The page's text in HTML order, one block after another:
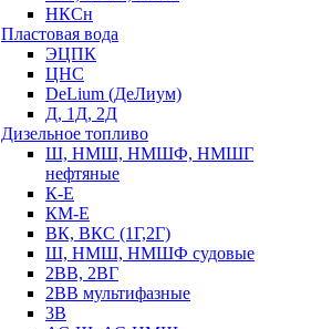
НКСн
Пластовая вода
ЭЦПК
ЦНС
DeLium (ДеЛиум)
Д, 1Д, 2Д
Дизельное топливо
Ш, НМШ, НМШФ, НМШГ
нефтяные
К-Е
КМ-Е
ВК, ВКС (1Г,2Г)
Ш, НМШ, НМШФ судовые
2ВВ, 2ВГ
2ВВ мультифазные
3В